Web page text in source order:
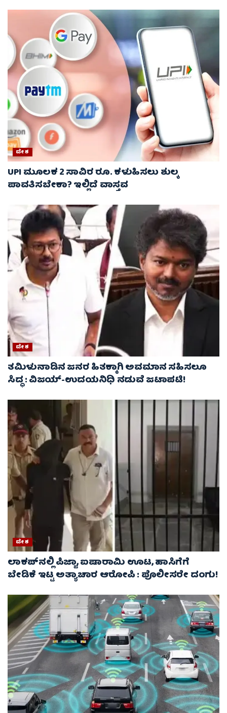
ದೇಶ
UPI ಮೂಲಕ 2 ಸಾವಿರ ರೂ. ಕಳುಹಿಸಲು ಶುಲ್ಕ
ಪಾವತಿಸಬೇಕಾ? ಇಲ್ಲಿದೆ ವಾಸ್ತವ
ದೇಶ
ತಮಿಳುನಾಡಿನ ಜನರ ಹಿತಕ್ಕಾಗಿ ಅವಮಾನ ಸಹಿಸಲೂ
ಸಿದ್ಧ : ವಿಜಯ್‌-ಉದಯನಿಧಿ ನಡುವೆ ಜಟಾಪಟಿ!
ದೇಶ
ಲಾಕಪ್‌ನಲ್ಲಿ ಪಿಜ್ಜಾ, ಐಷಾರಾಮಿ ಊಟ, ಹಾಸಿಗೆಗೆ
ಬೇಡಿಕೆ ಇಟ್ಟ ಅತ್ಯಾಚಾರ ಆರೋಪಿ : ಪೊಲೀಸರೇ ದಂಗು!